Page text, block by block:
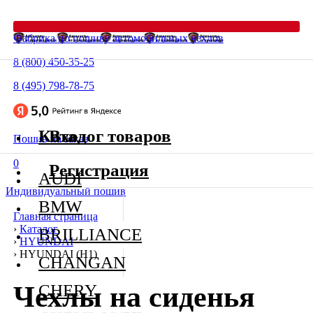
Фабрика по пошиву автомобильных чехлов
8 (800) 450-35-25
8 (495) 798-78-75
Пошив на заказ
0
Индивидуальный пошив
Главная страница
› Каталог
› HYUNDAI
› HYUNDAI (H1)
Чехлы на сиденья
Каталог товаров
AUDI
BMW
BRILLIANCE
CHANGAN
CHERY
Вход
Регистрация